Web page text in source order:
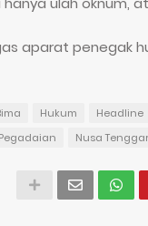
aparat penegak
Headline
Hukum
Nusa
Pegadaian